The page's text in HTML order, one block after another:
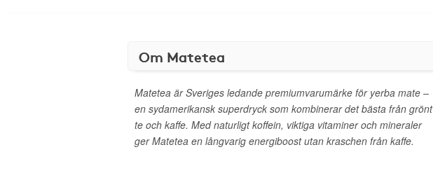
Om Matetea
Matetea är Sveriges ledande premiumvarumärke för yerba mate –
en sydamerikansk superdryck som kombinerar det bästa från grönt
te och kaffe. Med naturligt koffein, viktiga vitaminer och mineraler
ger Matetea en långvarig energiboost utan kraschen från kaffe.